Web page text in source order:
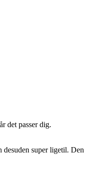
det passer dig.
super ligetil. Den